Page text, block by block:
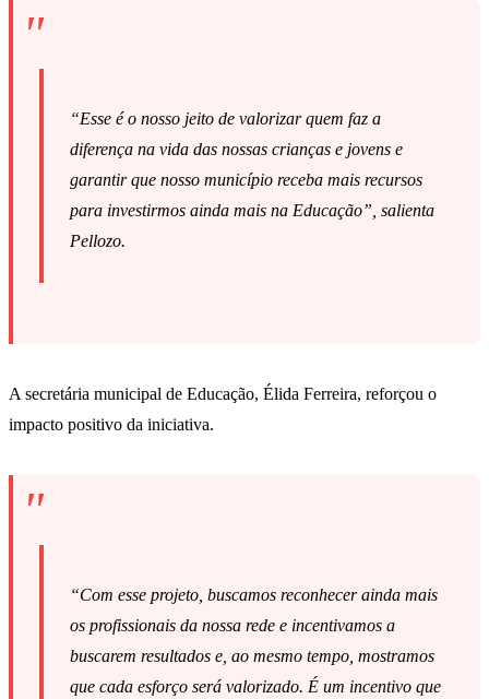
“Esse é o nosso jeito de valorizar quem faz a
diferença na vida das nossas crianças e jovens e
garantir que nosso município receba mais recursos
para investirmos ainda mais na Educação”, salienta
Pellozo.
A secretária municipal de Educação, Élida Ferreira, reforçou o
impacto positivo da iniciativa.
“Com esse projeto, buscamos reconhecer ainda mais
os profissionais da nossa rede e incentivamos a
buscarem resultados e, ao mesmo tempo, mostramos
que cada esforço será valorizado. É um incentivo que